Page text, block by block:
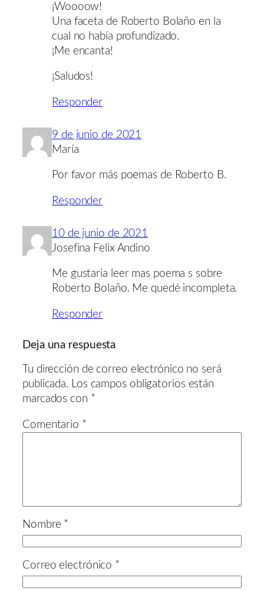
¡Woooow!
Una faceta de Roberto Bolaño en la
cual no había profundizado.
¡Me encanta!
¡Saludos!
Responder
9 de junio de 2021
María
Por favor más poemas de Roberto B.
Responder
10 de junio de 2021
Josefina Felix Andino
Me gustaria leer mas poema s sobre
Roberto Bolaño. Me quedé incompleta.
Responder
Deja una respuesta
Tu dirección de correo electrónico no será
publicada. Los campos obligatorios están
marcados con *
Comentario *
Nombre *
Correo electrónico *